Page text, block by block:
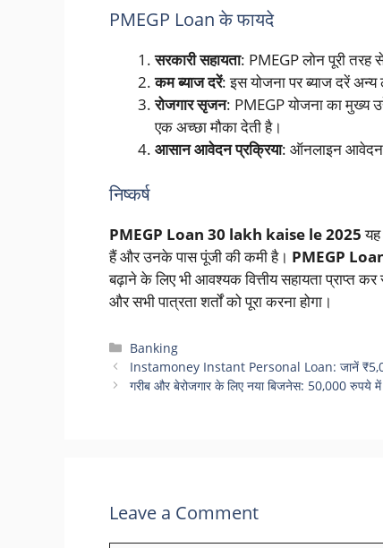
PMEGP Loan के फायदे
सरकारी सहायता: PMEGP लोन पूरी तरह
कम ब्याज दरें: इस योजना पर ब्याज दरें
रोजगार सृजन: PMEGP योजना का मुख्य
एक अच्छा मौका देती है।
आसान आवेदन प्रक्रिया: ऑनलाइन आवेदन
निष्कर्ष
PMEGP Loan 30 lakh kaise le 2025यह
हैं और उनके पास पूंजी की कमी है। PMEGP
बढ़ाने के लिए भी आवश्यक वित्तीय सहायता प्राप्त
और सभी पात्रता शर्तों को पूरा करना होगा।
Categories
Banking
Instamoney Instant Personal Loan: जानें
गरीब और बेरोजगार के लिए नया बिजनेस: 50,000
Leave a Comment